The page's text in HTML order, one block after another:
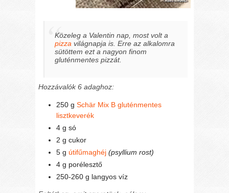
Közeleg a Valentin nap, most volt a
pizza világnapja is. Erre az alkalomra
sütöttem ezt a nagyon finom
gluténmentes pizzát.
Hozzávalók 6 adaghoz:
250 gSchär Mix B gluténmentes
lisztkeverék
4 g só
2 g cukor
5 g útifűmaghéj (psyllium rost)
4 g porélesztő
250-260 g langyos víz